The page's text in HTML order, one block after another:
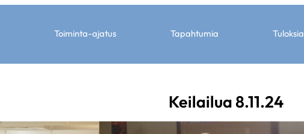
Toiminta-ajatus Tapahtumia Tuloksia
Keilailua 8.11.24